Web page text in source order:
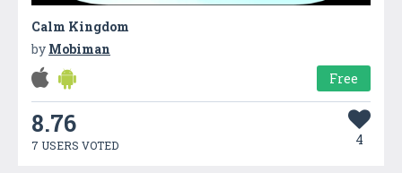
Calm Kingdom
by Mobiman
Free
8.76
7 USERS VOTED 4